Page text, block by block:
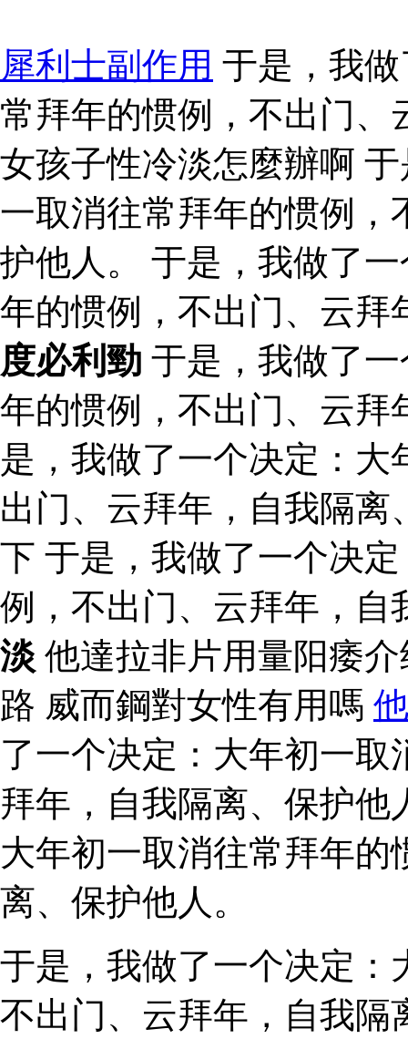
犀利士副作用 于是，我
常拜年的惯例，不出门、
女孩子性冷淡怎麼辦啊
一取消往常拜年的惯例，
护他人。 于是，我做了
年的惯例，不出门、云
度必利勁 于是，我做了
年的惯例，不出门、云拜
是，我做了一个决定：
出门、云拜年，自我隔
下 于是，我做了一个决
例，不出门、云拜年，
淡 他達拉非片用量阳痿
路 威而鋼對女性有用嗎
了一个决定：大年初一
拜年，自我隔离、保护
大年初一取消往常拜年
离、保护他人。
于是，我做了一个决定：
不出门、云拜年，自我